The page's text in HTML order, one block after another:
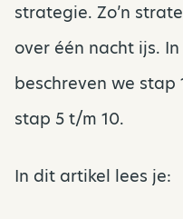
strategie. Zo’n
over één nacht ijs.
beschreven we stap
stap 5 t/m 10.
In dit artikel lees je: